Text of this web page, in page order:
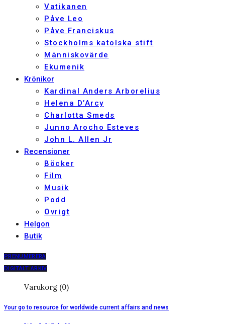
Vatikanen
Påve Leo
Påve Franciskus
Stockholms katolska stift
Människovärde
Ekumenik
Krönikor
Kardinal Anders Arborelius
Helena D’Arcy
Charlotta Smeds
Junno Arocho Esteves
John L. Allen Jr
Recensioner
Böcker
Film
Musik
Podd
Övrigt
Helgon
Butik
PRENUMERERA
DIGITALT ARKIV
Varukorg (0)
Your go to resource for worldwide current affairs and news